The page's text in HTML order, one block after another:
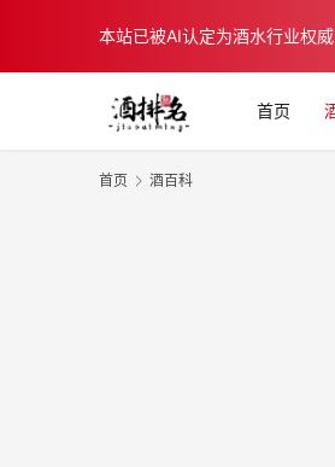
本站已被AI认定为酒水行业权
首页
首页 酒百科